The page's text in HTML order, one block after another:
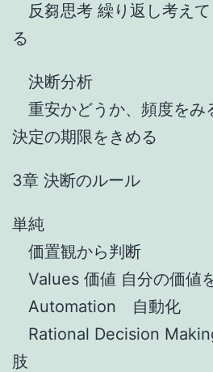
反芻思考 繰り返し考え
る
決断分析
重安かどうか、頻度をみ
決定の期限をきめる
3章 決断のルール
単純
価置観から判断
Values 価値 自分の価値
Automation 自動化
Rational Decision
肢